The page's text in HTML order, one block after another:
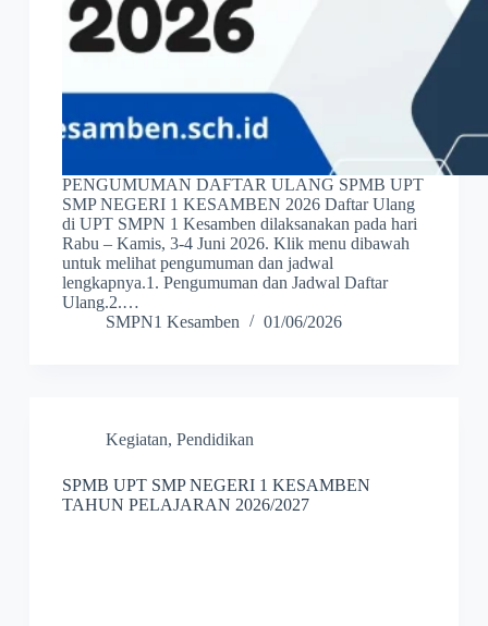
PENGUMUMAN DAFTAR ULANG SPMB UPT
SMP NEGERI 1 KESAMBEN 2026 Daftar Ulang
di UPT SMPN 1 Kesamben dilaksanakan pada hari
Rabu – Kamis, 3-4 Juni 2026. Klik menu dibawah
untuk melihat pengumuman dan jadwal
lengkapnya.1. Pengumuman dan Jadwal Daftar
Ulang.2.…
SMPN1 Kesamben
01/06/2026
Kegiatan, Pendidikan
SPMB UPT SMP NEGERI 1 KESAMBEN
TAHUN PELAJARAN 2026/2027